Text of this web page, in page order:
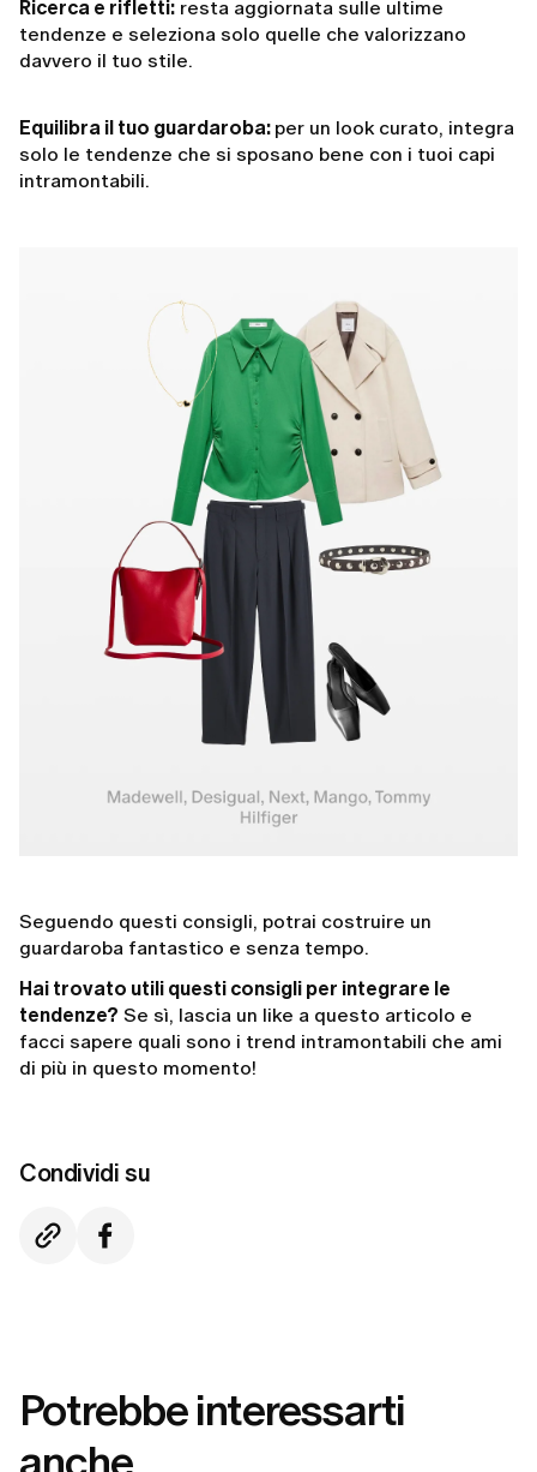
Ricerca e rifletti: resta aggiornata sulle ultime
tendenze e seleziona solo quelle che valorizzano
davvero il tuo stile.
Equilibra il tuo guardaroba: per un look curato, integra
solo le tendenze che si sposano bene con i tuoi capi
intramontabili.
Seguendo questi consigli, potrai costruire un
guardaroba fantastico e senza tempo.
Hai trovato utili questi consigli per integrare le
tendenze? Se sì, lascia un like a questo articolo e
facci sapere quali sono i trend intramontabili che ami
di più in questo momento!
Condividi su
Potrebbe interessarti
anche